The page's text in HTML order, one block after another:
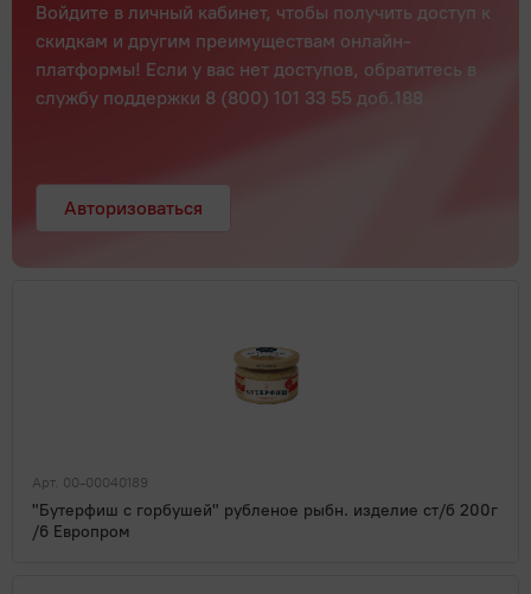
Войдите в личный кабинет, чтобы получить доступ к
скидкам и другим преимуществам онлайн-
платформы! Если у вас нет доступов, обратитесь в
службу поддержки 8 (800) 101 33 55 доб.188
Авторизоваться
Арт. 00-00040189
"Бутерфиш с горбушей" рубленое рыбн. изделие ст/б 200г
/6 Европром